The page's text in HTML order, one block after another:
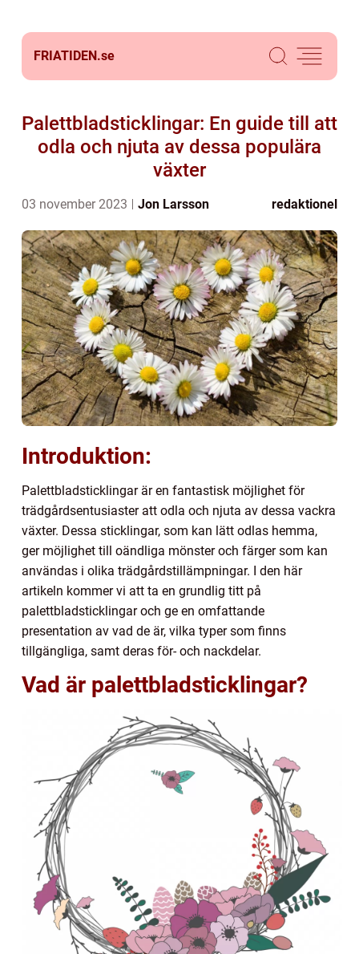
FRIATIDEN.se
Palettbladsticklingar: En guide till att
odla och njuta av dessa populära
växter
03 november 2023 Jon Larsson redaktionel
Introduktion:
Palettbladsticklingar är en fantastisk möjlighet för
trädgårdsentusiaster att odla och njuta av dessa vackra
växter. Dessa sticklingar, som kan lätt odlas hemma,
ger möjlighet till oändliga mönster och färger som kan
användas i olika trädgårdstillämpningar. I den här
artikeln kommer vi att ta en grundlig titt på
palettbladsticklingar och ge en omfattande
presentation av vad de är, vilka typer som finns
tillgängliga, samt deras för- och nackdelar.
Vad är palettbladsticklingar?